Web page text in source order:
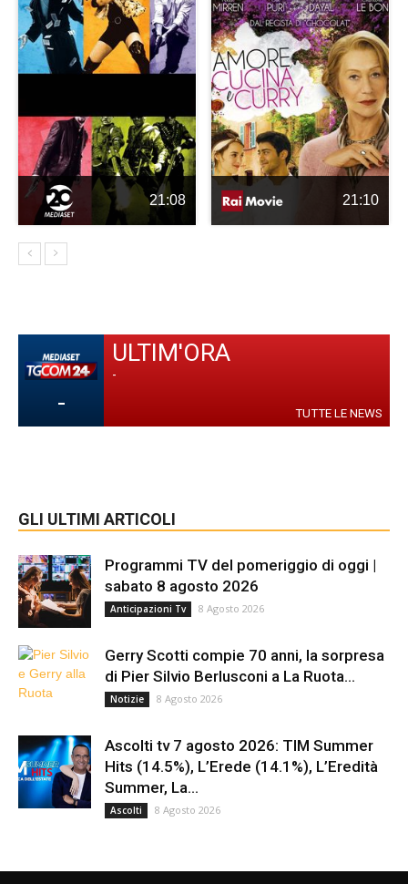
21:08 21:10
-
ULTIM'ORA
-
TUTTE LE NEWS
GLI ULTIMI ARTICOLI
Programmi TV del pomeriggio di oggi |
sabato 8 agosto 2026
Anticipazioni Tv 8 Agosto 2026
Gerry Scotti compie 70 anni, la sorpresa
di Pier Silvio Berlusconi a La Ruota...
Notizie 8 Agosto 2026
Ascolti tv 7 agosto 2026: TIM Summer
Hits (14.5%), L’Erede (14.1%), L’Eredità
Summer, La...
Ascolti 8 Agosto 2026